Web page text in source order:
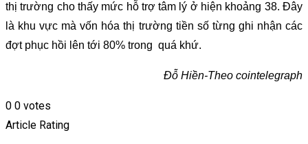
thị trường cho thấy mức hỗ trợ tâm lý ở hiện khoảng 38. Đây
là khu vực mà vốn hóa thị trường tiền số từng ghi nhận các
đợt phục hồi lên tới 80% trong quá khứ.
Đỗ Hiền-Theo cointelegraph
0 0 votes
Article Rating